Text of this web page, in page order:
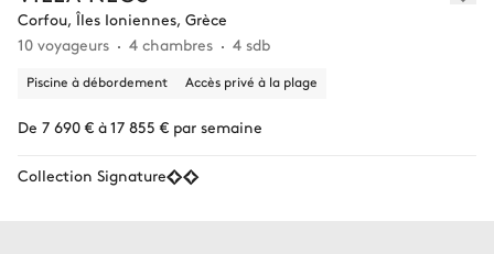
Corfou, Îles Ioniennes, Grèce
10 voyageurs
4 chambres 4 sdb
Piscine à débordement Accès privé à la plage
De 7 690 € à 17 855 € par semaine
Collection Signature